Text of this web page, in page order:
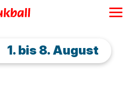
1. bis 8. August